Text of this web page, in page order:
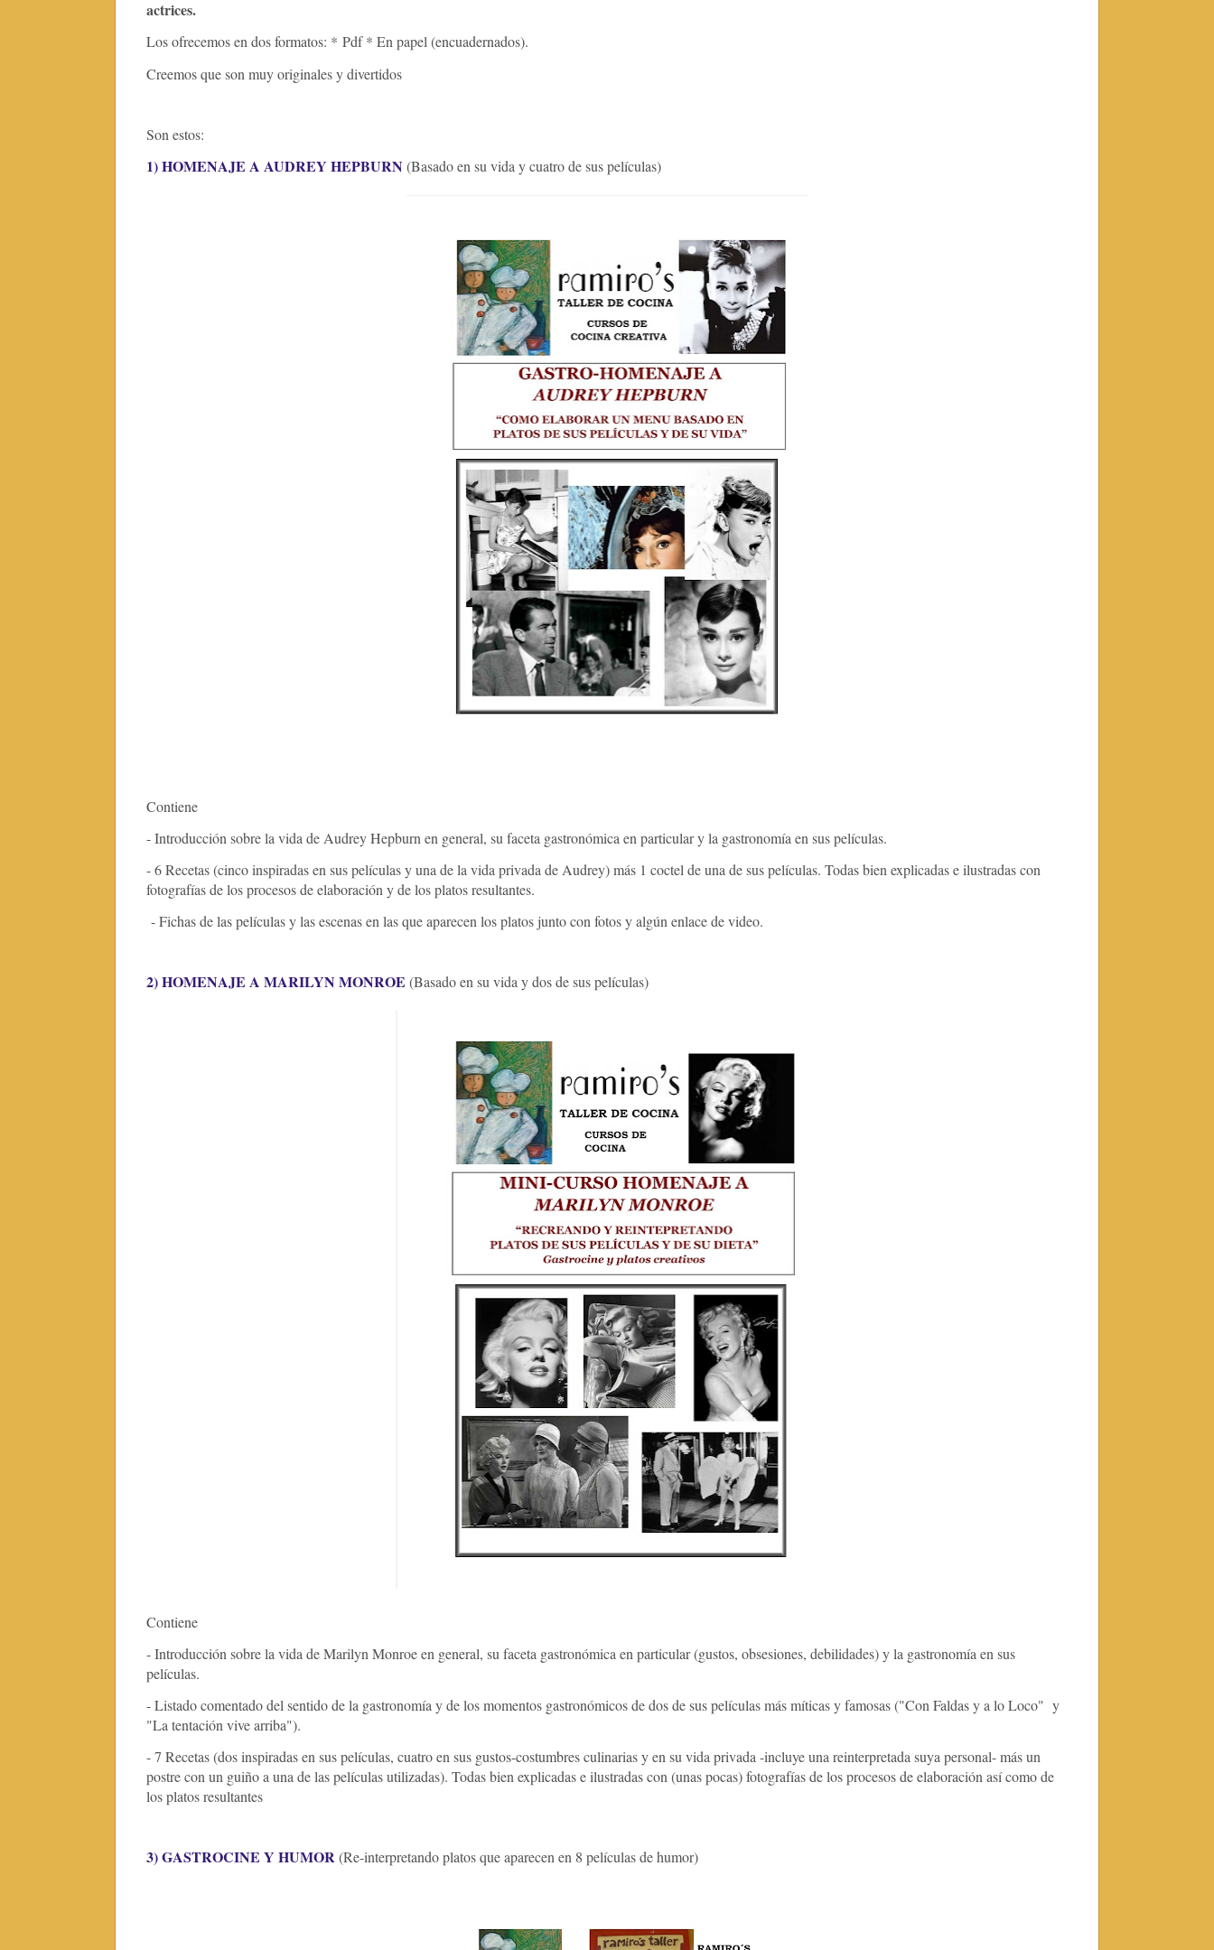
actrices.
Los ofrecemos en dos formatos: * Pdf * En papel (encuadernados).
Creemos que son muy originales y divertidos
Son estos:
1) HOMENAJE A AUDREY HEPBURN (Basado en su vida y cuatro de sus películas)
Contiene
- Introducción sobre la vida de Audrey Hepburn en general, su faceta gastronómica en particular y la gastronomía en sus películas.
- 6 Recetas (cinco inspiradas en sus películas y una de la vida privada de Audrey) más 1 coctel de una de sus películas. Todas bien explicadas e ilustradas con
fotografías de los procesos de elaboración y de los platos resultantes.
- Fichas de las películas y las escenas en las que aparecen los platos junto con fotos y algún enlace de video.
2) HOMENAJE A MARILYN MONROE (Basado en su vida y dos de sus películas)
Contiene
- Introducción sobre la vida de Marilyn Monroe en general, su faceta gastronómica en particular (gustos, obsesiones, debilidades) y la gastronomía en sus
películas.
- Listado comentado del sentido de la gastronomía y de los momentos gastronómicos de dos de sus películas más míticas y famosas ("Con Faldas y a lo Loco" y
"La tentación vive arriba").
- 7 Recetas (dos inspiradas en sus películas, cuatro en sus gustos-costumbres culinarias y en su vida privada -incluye una reinterpretada suya personal- más un
postre con un guiño a una de las películas utilizadas). Todas bien explicadas e ilustradas con (unas pocas) fotografías de los procesos de elaboración así como de
los platos resultantes
3) GASTROCINE Y HUMOR(Re-interpretando platos que aparecen en 8 películas de humor)